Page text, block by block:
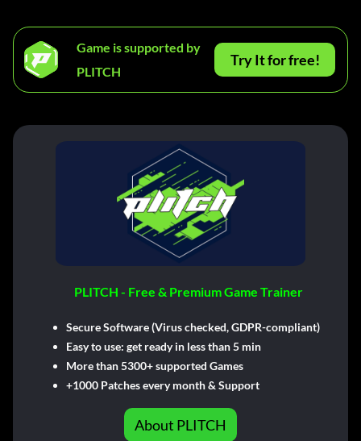
Game is supported by
PLITCH
Try It for free!
PLITCH - Free & Premium Game Trainer
Secure Software (Virus checked, GDPR-compliant)
Easy to use: get ready in less than 5 min
More than 5300+ supported Games
+1000 Patches every month & Support
About PLITCH